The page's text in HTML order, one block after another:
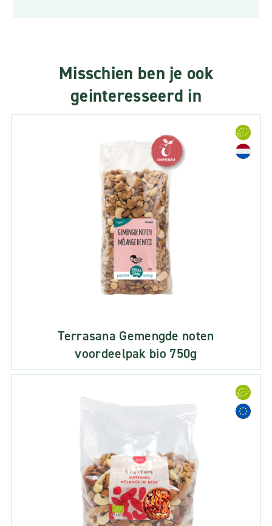
Misschien ben je ook
geinteresseerd in
Terrasana Gemengde noten
voordeelpak bio 750g